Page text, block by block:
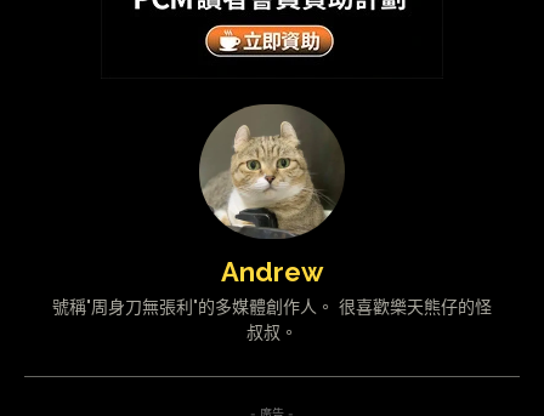
Andrew
號稱"周身刀無張利"的多媒體創作人。 很喜歡樂天熊仔的怪
叔叔。